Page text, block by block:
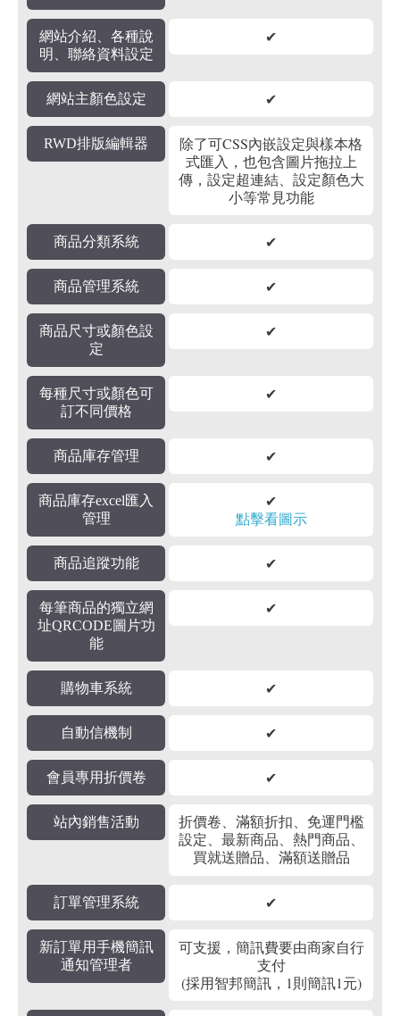
網站介紹、各種說
明、聯絡資料設定
✔
網站主顏色設定 ✔
RWD排版編輯器
除了可CSS內嵌設定與樣本格
式匯入，也包含圖片拖拉上
傳，設定超連結、設定顏色大
小等常見功能
商品分類系統 ✔
商品管理系統 ✔
商品尺寸或顏色設
定
✔
每種尺寸或顏色可
訂不同價格
✔
商品庫存管理 ✔
商品庫存excel匯入
管理
✔
點擊看圖示
商品追蹤功能 ✔
每筆商品的獨立網
址QRCODE圖片功
能
✔
購物車系統 ✔
自動信機制 ✔
會員專用折價卷 ✔
站內銷售活動
折價卷、滿額折扣、免運門檻
設定、最新商品、熱門商品、
買就送贈品、滿額送贈品
訂單管理系統 ✔
新訂單用手機簡訊
通知管理者
可支援，簡訊費要由商家自行
支付
(採用智邦簡訊，1則簡訊1元)